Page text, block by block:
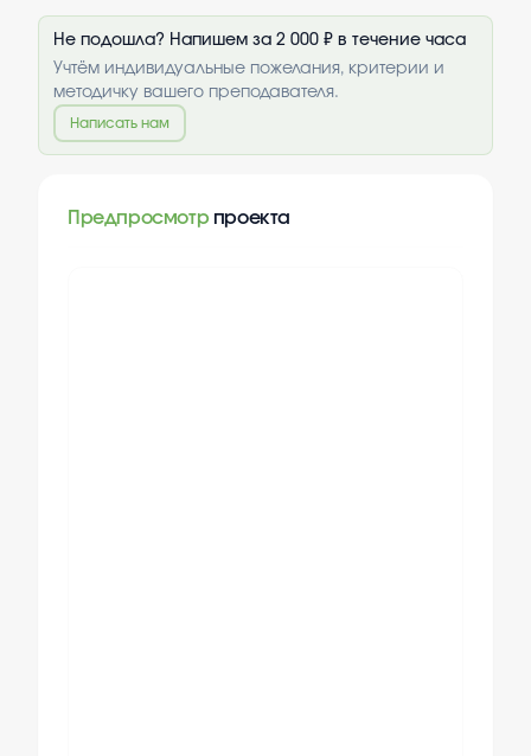
Не подошла? Напишем за 2 000 ₽ в течение часа
Учтём индивидуальные пожелания, критерии и
методичку вашего преподавателя.
Написать нам
Предпросмотр проекта